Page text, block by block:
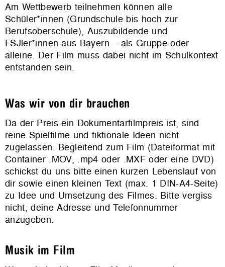
Am Wettbewerb teilnehmen können alle
Schüler*innen (Grundschule bis hoch zur
Berufsoberschule), Auszubildende und
FSJler*innen aus Bayern – als Gruppe oder
alleine. Der Film muss dabei nicht im Schulkontext
entstanden sein.
Was wir von dir brauchen
Da der Preis ein Dokumentarfilmpreis ist, sind
reine Spielfilme und fiktionale Ideen nicht
zugelassen. Begleitend zum Film (Dateiformat mit
Container .MOV, .mp4 oder .MXF oder eine DVD)
schickst du uns bitte einen kurzen Lebenslauf von
dir sowie einen kleinen Text (max. 1 DIN-A4-Seite)
zu Idee und Umsetzung des Filmes. Bitte vergiss
nicht, deine Adresse und Telefonnummer
anzugeben.
Musik im Film